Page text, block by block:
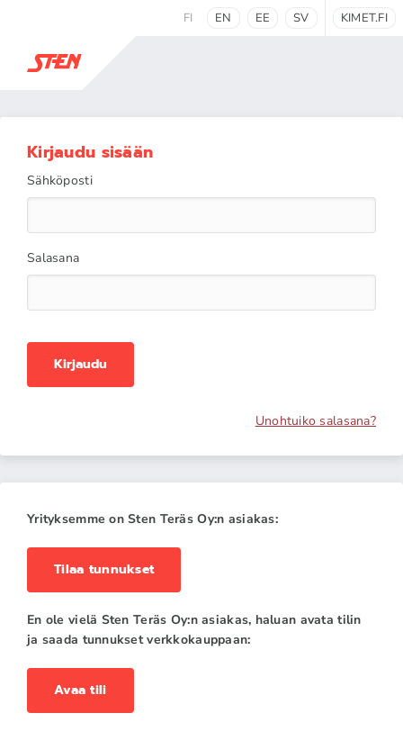
FI EN EE SV KIMET.FI
Kirjaudu sisään
Sähköposti
Salasana
Kirjaudu
Unohtuiko salasana?
Yrityksemme on Sten Teräs Oy:n asiakas:
Tilaa tunnukset
En ole vielä Sten Teräs Oy:n asiakas, haluan avata tilin
ja saada tunnukset verkkokauppaan:
Avaa tili